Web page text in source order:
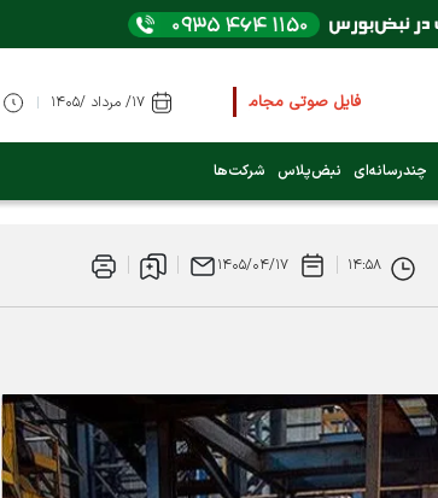
فایل صوتی مجامع و کنفرانس ها را از اینجا گوش کنید
عرضه اولیه بعدی کدام نماد است؟ (کلیک کنید)
چندرسانه‌ای نبض‌پلاس شرکت‌ها
۱۴:۵۸ ۱۴۰۵/۰۴/۱۷